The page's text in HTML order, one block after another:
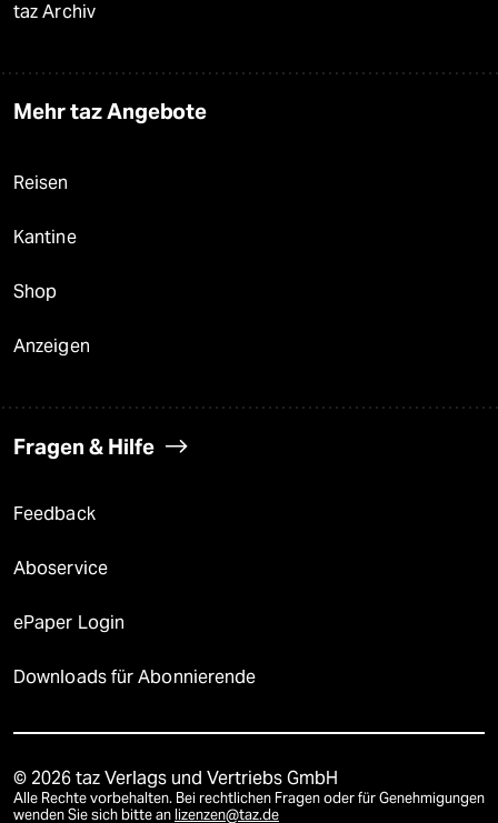
taz Archiv
Mehr taz Angebote
Reisen
Kantine
Shop
Anzeigen
Fragen & Hilfe
Feedback
Aboservice
ePaper Login
Downloads für Abonnierende
© 2026 taz Verlags und Vertriebs GmbH
Alle Rechte vorbehalten. Bei rechtlichen Fragen oder für Genehmigungen
wenden Sie sich bitte an lizenzen@taz.de